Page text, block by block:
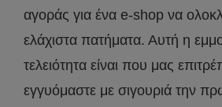
αγοράς για ένα e-shop να
ελάχιστα πατήματα. Αυτή η
τελειότητα είναι που μας
εγγυόμαστε με σιγουριά την